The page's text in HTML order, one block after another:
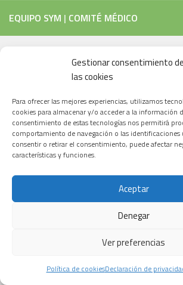
Gestionar consentimiento de
las cookies
Para ofrecer las mejores experiencias, utilizamos
cookies para almacenar y/o acceder a la información
consentimiento de estas tecnologías nos permitirá
comportamiento de navegación o las identificaciones
consentir o retirar el consentimiento, puede afectar
características y funciones.
Aceptar
Denegar
Ver preferencias
Política de cookiesDeclaración de
EQUIPO SYM | COMITÉ MÉDICO
EL PAIS MEDICINA JULIO 2026